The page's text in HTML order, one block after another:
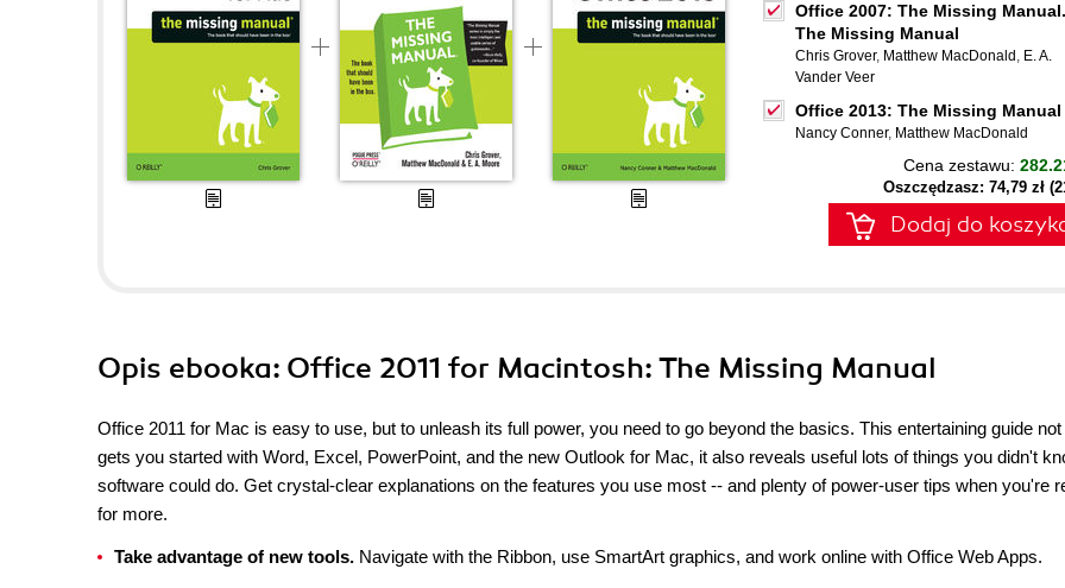
Office 2007: The Missing Manual.
The Missing Manual
Chris Grover, Matthew MacDonald , E. A.
Vander Veer
Office 2013: The Missing Manual
Nancy Conner, Matthew MacDonald
Cena zestawu:
Oszczędzasz: 74,79 zł
Dodaj do
Opis ebooka: Office 2011 for Macintosh: The Missing Manual
Office 2011 for Mac is easy to use, but to unleash its full power, you need to go beyond the basics. This entertaining guide
gets you started with Word, Excel, PowerPoint, and the new Outlook for Mac, it also reveals useful lots of things you didn't
software could do. Get crystal-clear explanations on the features you use most -- and plenty of power-user tips when you're
for more.
Take advantage of new tools. Navigate with the Ribbon, use SmartArt graphics, and work online with Office Web Apps.